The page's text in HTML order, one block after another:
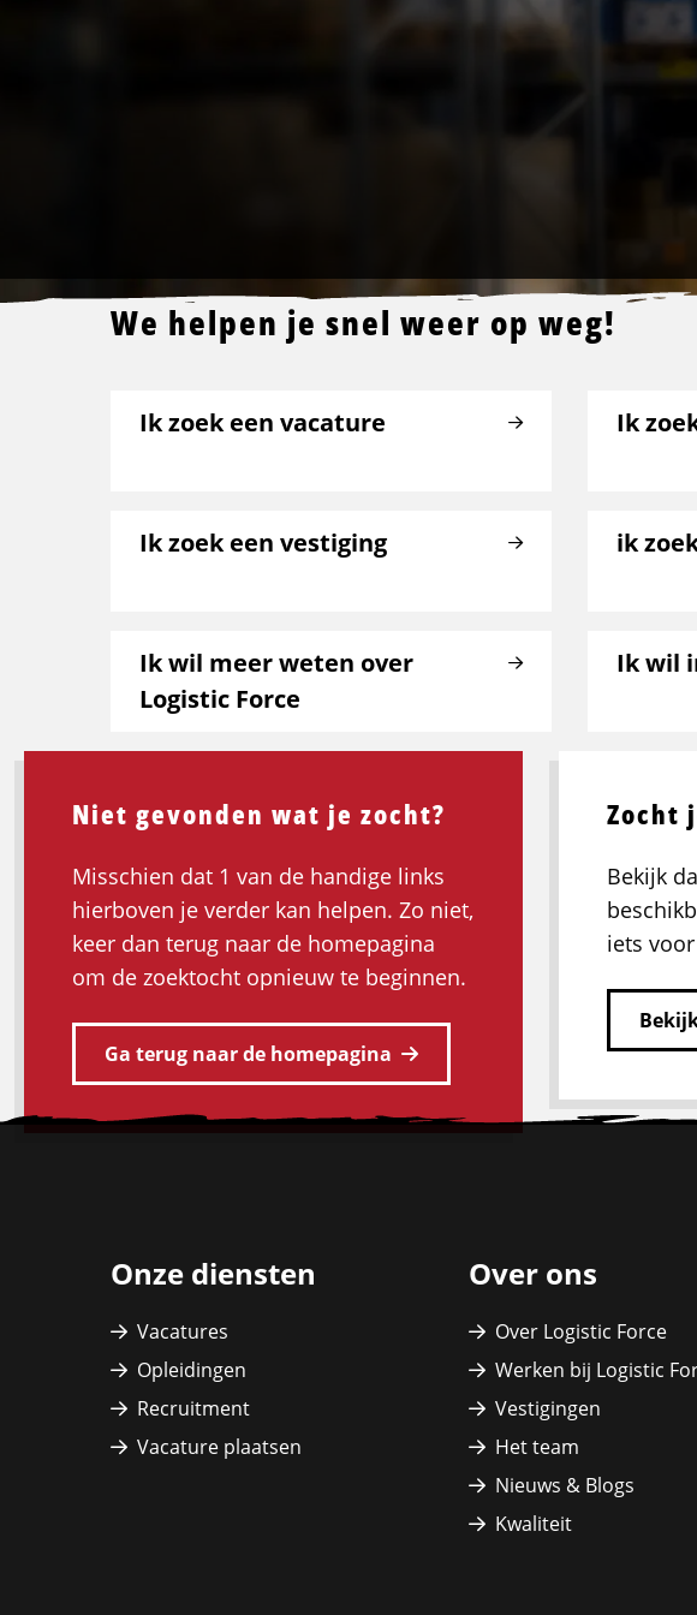
We helpen je snel weer op weg!
Ik zoek een vacature Ik
Ik zoek een vestiging ik
Ik wil meer weten over
Logistic Force
Ik wil
Niet gevonden wat je zocht?
Misschien dat 1 van de handige links
hierboven je verder kan helpen. Zo niet,
keer dan terug naar de homepagina
om de zoektocht opnieuw te beginnen.
Ga terug naar de homepagina
Zocht
Bekijk
iets
Onze diensten
Vacatures
Opleidingen
Recruitment
Vacature plaatsen
Over ons
Over Logistic Force
Werken bij Logistic
Vestigingen
Het team
Nieuws & Blogs
Kwaliteit